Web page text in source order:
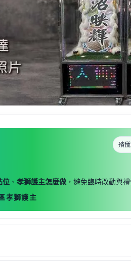
殯
位、 孝獅護主怎麼做，避免臨時改動與禮
孝獅護主